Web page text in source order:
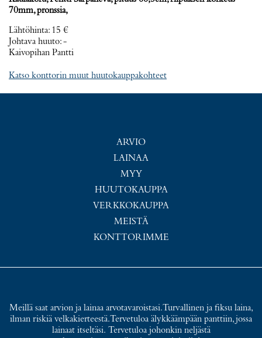
70mm, pronssia,
Lähtöhinta: 15 €
Johtava huuto:-
Kaivopihan Pantti
Katso konttorin muut huutokauppakohteet
ARVIO
LAINAA
MYY
HUUTOKAUPPA
VERKKOKAUPPA
MEISTÄ
KONTTORIMME
Meillä saat arvion ja lainaa arvotavaroistasi. Turvallinen ja fiksu laina,
ilman riskiä velkakierteestä. Tervetuloa älykkäämpään panttiin, jossa
lainaat itseltäsi. Tervetuloa johonkin neljästä